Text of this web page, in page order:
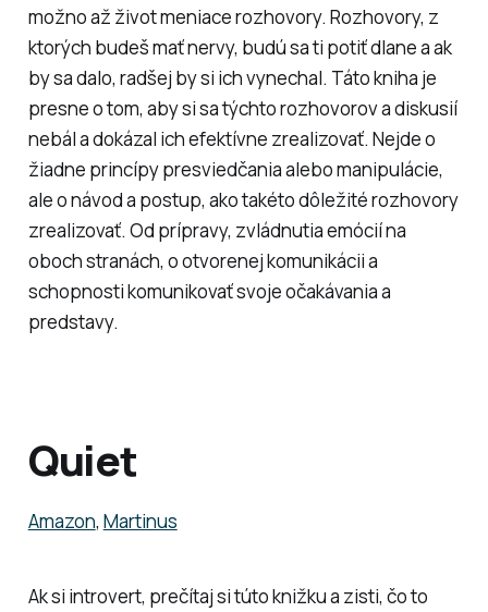
možno až život meniace rozhovory. Rozhovory, z
ktorých budeš mať nervy, budú sa ti potiť dlane a ak
by sa dalo, radšej by si ich vynechal. Táto kniha je
presne o tom, aby si sa týchto rozhovorov a diskusií
nebál a dokázal ich efektívne zrealizovať. Nejde o
žiadne princípy presviedčania alebo manipulácie,
ale o návod a postup, ako takéto dôležité rozhovory
zrealizovať. Od prípravy, zvládnutia emócií na
oboch stranách, o otvorenej komunikácii a
schopnosti komunikovať svoje očakávania a
predstavy.
Quiet
Amazon, Martinus
Ak si introvert, prečítaj si túto knižku a zisti, čo to